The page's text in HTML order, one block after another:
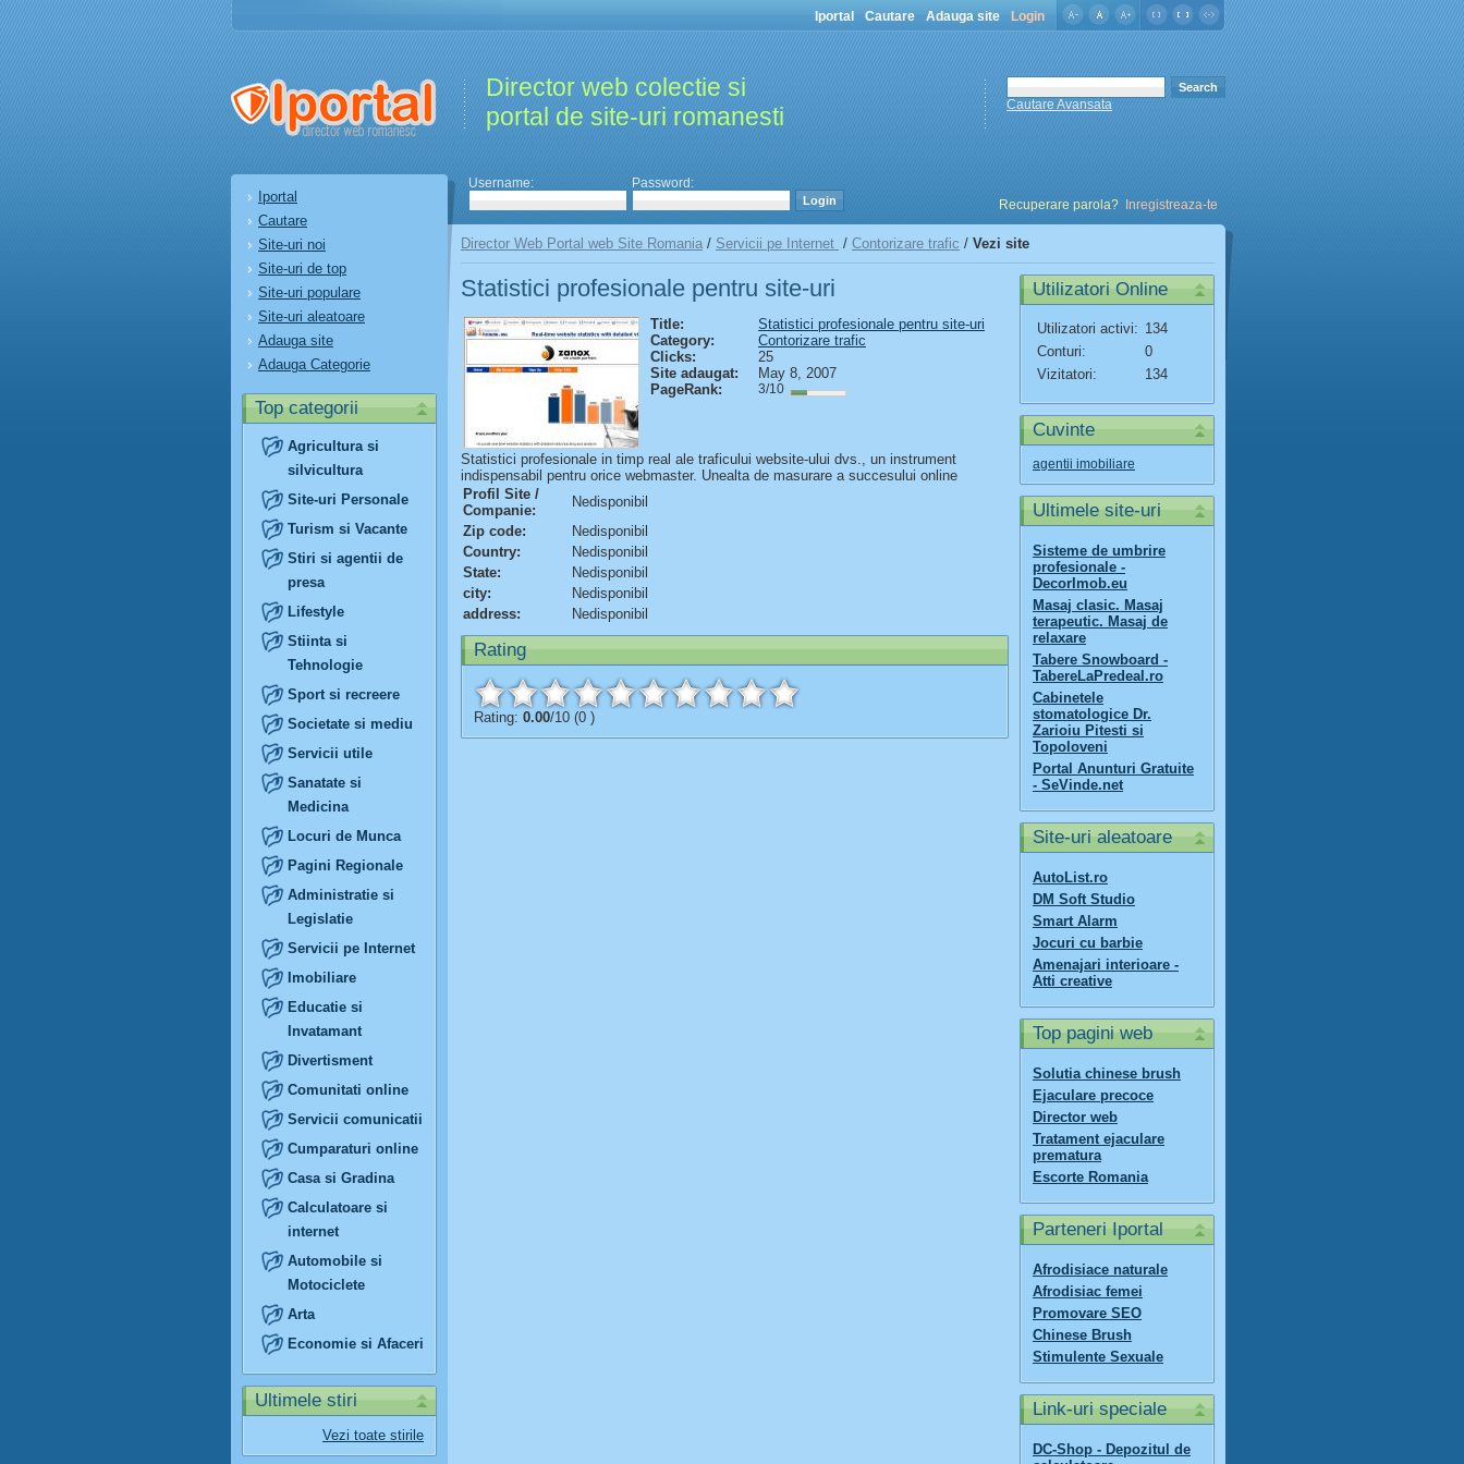
Iportal Cautare Adauga site Login
Director web colectie si
portal de site-uri romanesti
Cautare Avansata
Iportal
Cautare
Site-uri noi
Site-uri de top
Site-uri populare
Site-uri aleatoare
Adauga site
Adauga Categorie
Top categorii
Agricultura si
silvicultura
Site-uri Personale
Turism si Vacante
Stiri si agentii de
presa
Lifestyle
Stiinta si
Tehnologie
Sport si recreere
Societate si mediu
Servicii utile
Sanatate si
Medicina
Locuri de Munca
Pagini Regionale
Administratie si
Legislatie
Servicii pe Internet
Imobiliare
Educatie si
Invatamant
Divertisment
Comunitati online
Servicii comunicatii
Cumparaturi online
Casa si Gradina
Calculatoare si
internet
Automobile si
Motociclete
Arta
Economie si Afaceri
Ultimele stiri
Vezi toate stirile
Username:
Password:
Recuperare parola?
Inregistreaza-te
Director Web Portal web Site Romania / Servicii pe Internet / Contorizare trafic / Vezi site
Statistici profesionale pentru site-uri
Title:
Statistici profesionale pentru site-uri
Category:
Contorizare trafic
Clicks:
25
Site adaugat:
May 8, 2007
PageRank:
3/10
Statistici profesionale in timp real ale traficului website-ului dvs., un instrument
indispensabil pentru orice webmaster. Unealta de masurare a succesului online
Profil Site /
Companie:
Nedisponibil
Zip code:
Nedisponibil
Country:
Nedisponibil
State:
Nedisponibil
city:
Nedisponibil
address:
Nedisponibil
Rating
Rating: 0.00/10 (0 )
Utilizatori Online
Utilizatori activi: 134
Conturi:
0
Vizitatori:
134
Cuvinte
agentii imobiliare
Ultimele site-uri
Sisteme de umbrire
profesionale -
DecorImob.eu
Masaj clasic. Masaj
terapeutic. Masaj de
relaxare
Tabere Snowboard -
TabereLaPredeal.ro
Cabinetele
stomatologice Dr.
Zarioiu Pitesti si
Topoloveni
Portal Anunturi Gratuite
- SeVinde.net
Site-uri aleatoare
AutoList.ro
DM Soft Studio
Smart Alarm
Jocuri cu barbie
Amenajari interioare -
Atti creative
Top pagini web
Solutia chinese brush
Ejaculare precoce
Director web
Tratament ejaculare
prematura
Escorte Romania
Parteneri Iportal
Afrodisiace naturale
Afrodisiac femei
Promovare SEO
Chinese Brush
Stimulente Sexuale
Link-uri speciale
DC-Shop - Depozitul de